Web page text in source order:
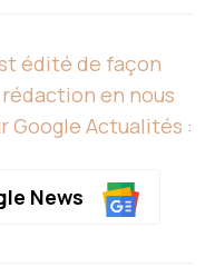
édité de façon
en nous
Google Actualités :
News